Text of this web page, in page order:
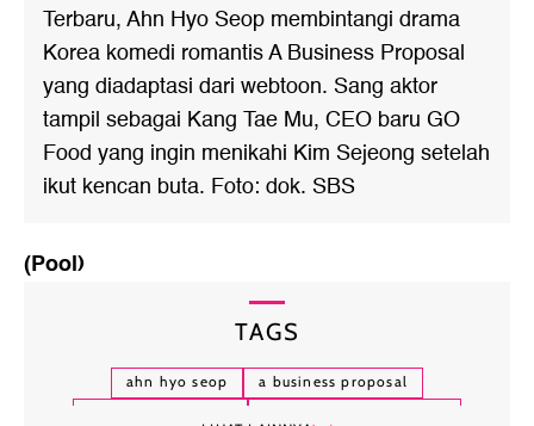
Terbaru, Ahn Hyo Seop membintangi drama
Korea komedi romantis A Business Proposal
yang diadaptasi dari webtoon. Sang aktor
tampil sebagai Kang Tae Mu, CEO baru GO
Food yang ingin menikahi Kim Sejeong setelah
ikut kencan buta. Foto: dok. SBS
(Pool)
TAGS
ahn hyo seop
a business proposal